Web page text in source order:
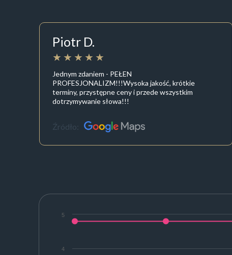
Piotr D.
Jednym zdaniem - PEŁEN
PROFESJONALIZM!!!Wysoka jakość, krótkie
terminy, przystępne ceny i przede wszystkim
dotrzymywanie słowa!!!
Źródło:
4
5